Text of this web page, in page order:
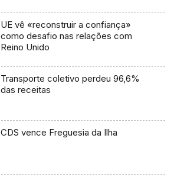
UE vê «reconstruir a confiança»
como desafio nas relações com
Reino Unido
Transporte coletivo perdeu 96,6%
das receitas
CDS vence Freguesia da Ilha